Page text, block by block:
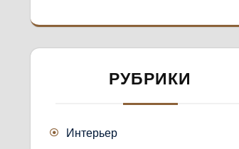
РУБРИКИ
Интерьер